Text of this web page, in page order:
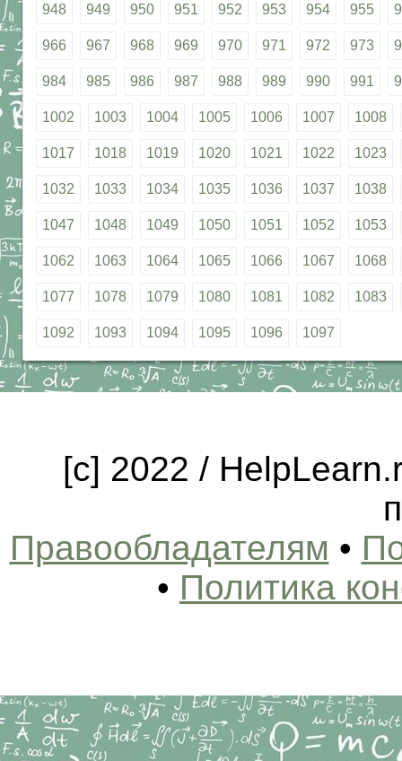
948 949 950 951 952 953 954 955
966 967 968 969 970 971 972 973
984 985 986 987 988 989 990 991
1002 1003 1004 1005 1006 1007 1008
1017 1018 1019 1020 1021 1022 1023
1032 1033 1034 1035 1036 1037 1038
1047 1048 1049 1050 1051 1052 1053
1062 1063 1064 1065 1066 1067 1068
1077 1078 1079 1080 1081 1082 1083
1092 1093 1094 1095 1096 1097
[c] 2022 /
Правообладателям •
• Политика